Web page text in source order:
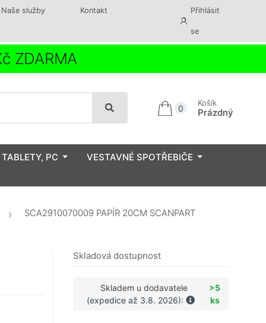
Naše služby Kontakt Přihlásit
se
ZDARMA
0
Košík
Prázdný
PC
VESTAVNÉ SPOTŘEBIČE
SCA2910070009 PAPÍR 20CM SCANPART
Skladová dostupnost
Skladem u dodavatele
(expedice až 3.8. 2026):
>5
ks